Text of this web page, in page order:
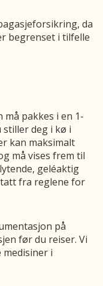
da
begrenset i tilfelle
pakkes i en 1-
deg i kø i
kan maksimalt
må vises frem til
geléaktig
fra reglene for
på
før du reiser. Vi
i